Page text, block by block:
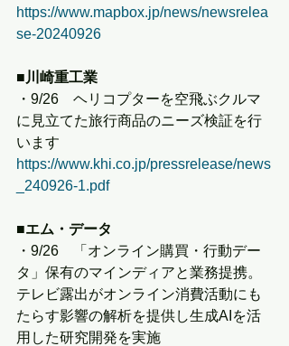
https://www.mapbox.jp/news/newsrelea
se-20240926
■川崎重工業
・9/26　ヘリコプターを空飛ぶクルマ
に見立てた旅行商品のニーズ検証を行
います
https://www.khi.co.jp/pressrelease/news
_240926-1.pdf
■エム・データ
・9/26　「オンライン購買・行動デー
タ」保有のマインディアと業務提携。
テレビ露出がオンライン消費活動にも
たらす影響の解析を提供し生成AIを活
用した研究開発を実施